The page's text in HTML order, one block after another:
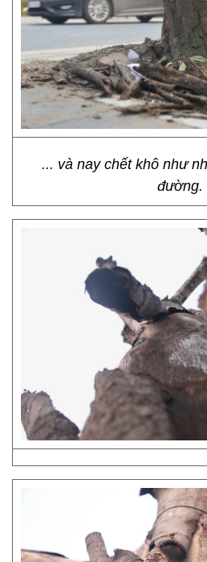
... và nay chết khô như
đường.